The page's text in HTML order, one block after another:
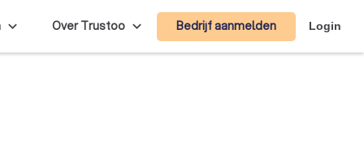
Over Trustoo Bedrijf aanmelden Login